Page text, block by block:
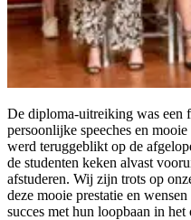
De diploma-uitreiking was een
persoonlijke speeches en
werd teruggeblikt op de
de studenten keken alvast
afstuderen. Wij zijn trots op
deze mooie prestatie en
succes met hun loopbaan in